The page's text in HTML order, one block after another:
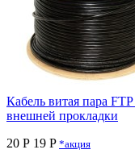
Кабель витая пара
внешней прокладки
20 Р 19 P *акция